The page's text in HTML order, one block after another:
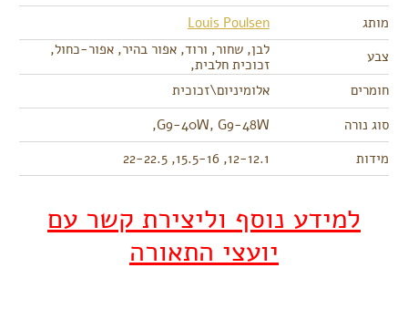
מותג
Louis Poulsen
צבע
לבן, שחור, ורוד, אפור בהיר, אפור-כחול,
זכוכית חלבית,
חומרים
אלומיניום\זכוכית
סוג נורה
G9-40W, G9-48W,
מידות
12-12.1, 15.5-16, 22-22.5
למידע נוסף וליצירת קשר עם
יועצי התאורה